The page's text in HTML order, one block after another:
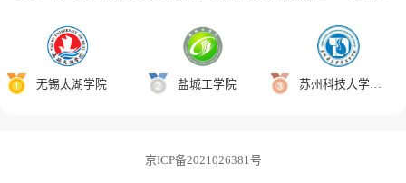
无锡太湖学院 盐城工学院 苏州科技大学天平学院
京ICP备2021026381号